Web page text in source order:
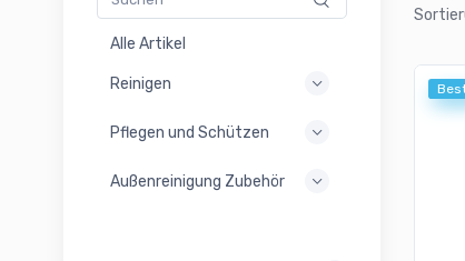
Alle Artikel
Reinigen
Pflegen und Schützen
Außenreinigung Zubehör